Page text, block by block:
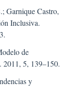
Garnique Castro,
Inclusiva.
de
2011, 5, 139–150.
y